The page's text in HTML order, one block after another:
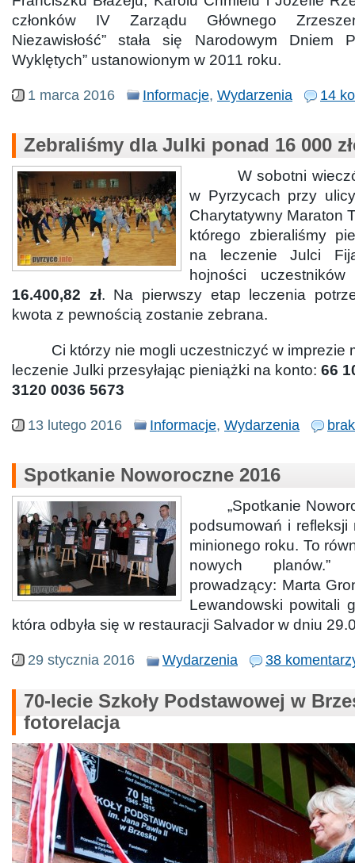
członków IV Zarządu Głównego
Niezawisłość” stała się Narodowym Dniem
Wyklętych” ustanowionym w 2011 roku.
1 marca 2016 Informacje, Wydarzenia 14
Zebraliśmy dla Julki ponad 16 000
W sobotni wieczór
w Pyrzycach przy
Charytatywny Maraton
którego zbieraliśmy
na leczenie Julci
hojności
16.400,82 zł. Na pierwszy etap leczenia
kwota z pewnością zostanie zebrana.
Ci którzy nie mogli uczestniczyć w imprezie
leczenie Julki przesyłając pieniążki na konto: 66
3120 0036 5673
13 lutego 2016 Informacje, Wydarzenia
Spotkanie Noworoczne 2016
„Spotkanie
podsumowań i refleksji
minionego roku. To
nowych planów.”
prowadzący: Marta
Lewandowski powitali
która odbyła się w restauracji Salvador w dniu
29 stycznia 2016 Wydarzenia 38
70-lecie Szkoły Podstawowej w
fotorelacja